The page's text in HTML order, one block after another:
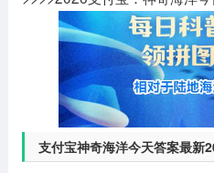
支付宝神奇海洋今天答案最新